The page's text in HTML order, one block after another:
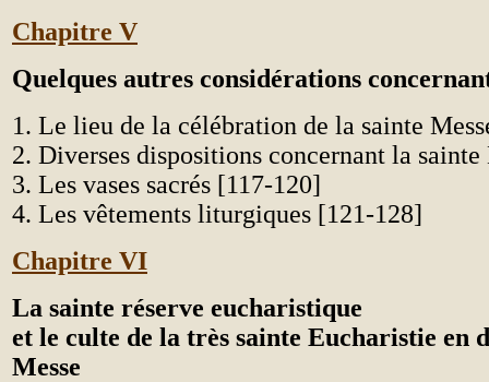
Chapitre V
Quelques autres considérations
1. Le lieu de la célébration de la sainte
2. Diverses dispositions concernant la sainte
3. Les vases sacrés [117-120]
4. Les vêtements liturgiques [121-128]
Chapitre VI
La sainte réserve eucharistique
et le culte de la très sainte Eucharistie en
Messe